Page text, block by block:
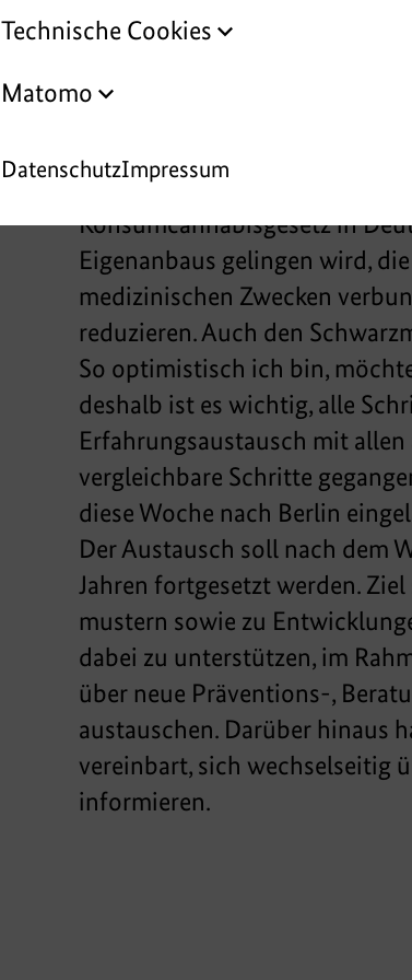
Cannabis eine der am
Jahrzehnt stetig zugenommen.
dass es uns durch
Konsumcannabisgesetz in
Eigenanbaus gelingen wird,
medizinischen Zwecken
reduzieren. Auch den
So optimistisch ich bin,
deshalb ist es wichtig, alle
Erfahrungsaustausch mit
vergleichbare Schritte
diese Woche nach Berlin
Der Austausch soll nach dem
Jahren fortgesetzt werden.
mustern sowie zu
dabei zu unterstützen, im
über neue Präventions-,
austauschen. Darüber hinaus
vereinbart, sich wechselseitig
informieren.
Technische Cookies
Matomo
DatenschutzImpressum